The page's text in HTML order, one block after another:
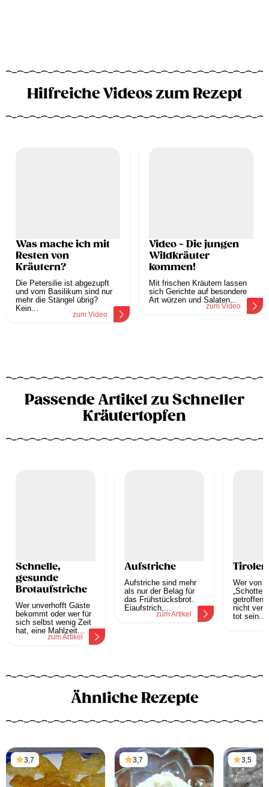
Hilfreiche Videos zum Rezept
Was mache ich mit
Resten von
Kräutern?
Die Petersilie ist abgezupft
und vom Basilikum sind nur
mehr die Stängel übrig?
Kein...
zum Video
Video - Die jungen
Wildkräuter
kommen!
Mit frischen Kräutern lassen
sich Gerichte auf besondere
Art würzen und Salaten...
zum Video
Passende Artikel zu Schneller
Kräutertopfen
Schnelle,
gesunde
Brotaufstriche
Wer unverhofft Gäste
bekommt oder wer für
sich selbst wenig Zeit
hat, eine Mahlzeit...
zum Artikel
Aufstriche
Aufstriche sind mehr
als nur der Belag für
das Frühstücksbrot.
Eiaufstrich,...
zum Artikel
Tiroler
Wer von
getroffen
nicht
tot sein....
Ähnliche Rezepte
3,7 3,7 3,5